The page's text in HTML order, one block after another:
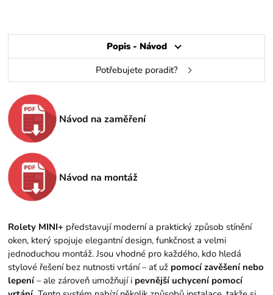
Popis - Návod
Potřebujete poradit?
Návod na zaměření
Návod na montáž
Rolety MINI+ představují moderní a praktický způsob stínění
oken, který spojuje elegantní design, funkčnost a velmi
jednoduchou montáž. Jsou vhodné pro každého, kdo hledá
stylové řešení bez nutnosti vrtání – ať už pomocí zavěšení nebo
lepení – ale zároveň umožňují i pevnější uchycení pomocí